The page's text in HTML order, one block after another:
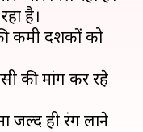
है।
कमी दर्शकों को
की मांग कर रहे
जल्द ही रंग लाने